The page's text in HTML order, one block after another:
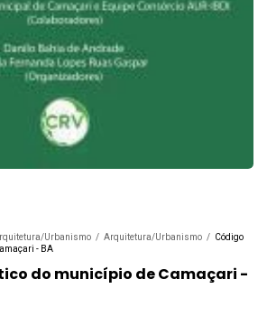
Urbanismo / Arquitetura/Urbanismo / Código
- BA
do município de Camaçari -